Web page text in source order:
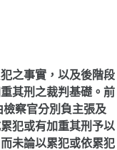
之事實，以及後階段
其刑之裁判基礎。前
察官分別負主張及
犯或有加重其刑予以
未論以累犯或依累犯